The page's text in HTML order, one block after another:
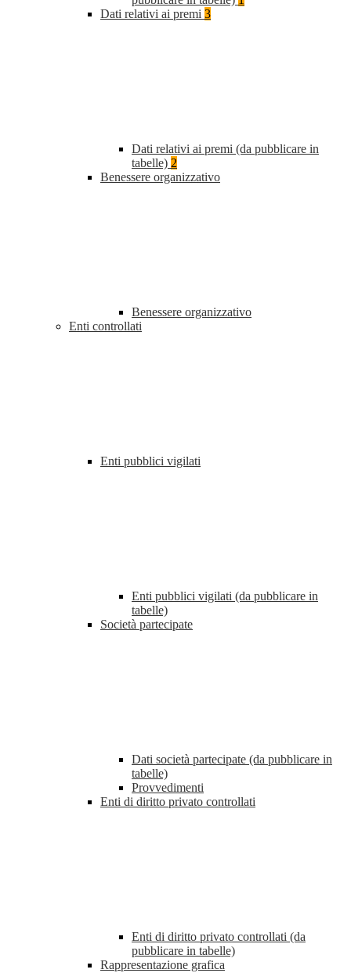
Dati relativi ai premi 3
Dati relativi ai premi (da pubblicare in
tabelle) 2
Benessere organizzativo
Benessere organizzativo
Enti controllati
Enti pubblici vigilati
Enti pubblici vigilati (da pubblicare in
tabelle)
Società partecipate
Dati società partecipate (da pubblicare in
tabelle)
Provvedimenti
Enti di diritto privato controllati
Enti di diritto privato controllati (da
pubblicare in tabelle)
Rappresentazione grafica